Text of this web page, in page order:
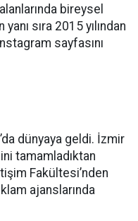
bireysel
sıra 2015 yılından
sayfasını
dünyaya geldi. İzmir
tamamladıktan
Fakültesi’nden
ajanslarında